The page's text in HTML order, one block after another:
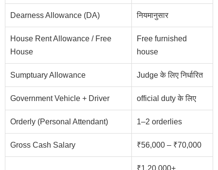
Dearness Allowance (DA) नियमानुसार
House Rent Allowance / Free
House
Free furnished
house
Sumptuary Allowance Judge के लिए निर्धारित
Government Vehicle + Driver official duty के लिए
Orderly (Personal Attendant) 1–2 orderlies
Gross Cash Salary ₹56,000 – ₹70,000